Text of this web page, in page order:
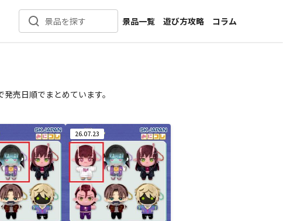
景品を探す
景品一覧
新着景品
遊び方攻略
コラム
インタビュー
売日順でまとめています。
26.07.23